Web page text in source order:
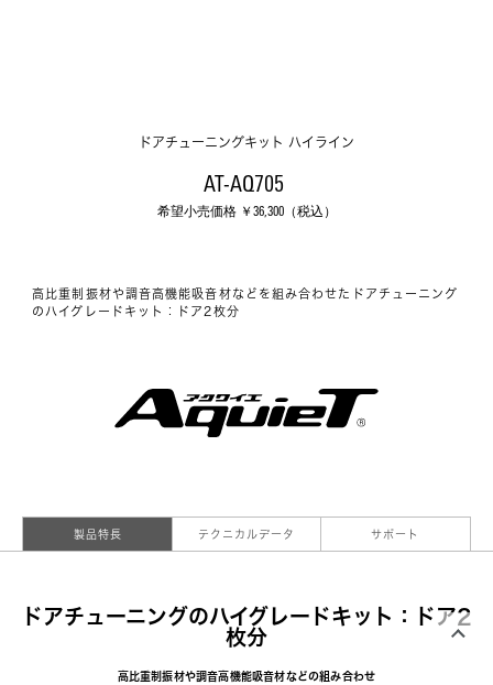
ドアチューニングキット ハイライン
AT-AQ705
希望小売価格 ￥ 36,300（税込）
⾼⽐重制振材や調⾳⾼機能吸⾳材などを組み合わせたドアチューニング
のハイグレードキット：ドア2枚分
製品特長 テクニカルデータ サポート
ドアチューニングのハイグレードキット：ドア2
枚分
⾼⽐重制振材や調⾳⾼機能吸⾳材などの組み合わせ